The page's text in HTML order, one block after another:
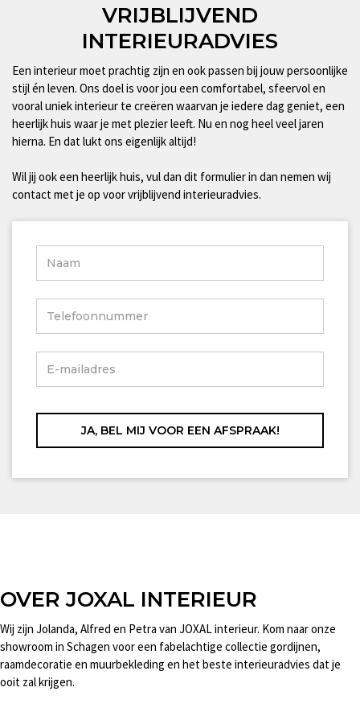
VRIJBLIJVEND
INTERIEURADVIES
Een interieur moet prachtig zijn en ook passen bij jouw persoonlijke
stijl én leven. Ons doel is voor jou een comfortabel, sfeervol en
vooral uniek interieur te creëren waarvan je iedere dag geniet, een
heerlijk huis waar je met plezier leeft. Nu en nog heel veel jaren
hierna. En dat lukt ons eigenlijk altijd!
Wil jij ook een heerlijk huis, vul dan dit formulier in dan nemen wij
contact met je op voor vrijblijvend interieuradvies.
OVER JOXAL INTERIEUR
Wij zijn Jolanda, Alfred en Petra van JOXAL interieur. Kom naar onze
showroom in Schagen voor een fabelachtige collectie gordijnen,
raamdecoratie en muurbekleding en het beste interieuradvies dat je
ooit zal krijgen.